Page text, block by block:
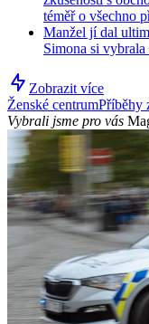
téměř o všechno
Manžel jí dal
Simona si
Zobrazit více
Ženské centrumPříběhy
Vybrali jsme pro vás